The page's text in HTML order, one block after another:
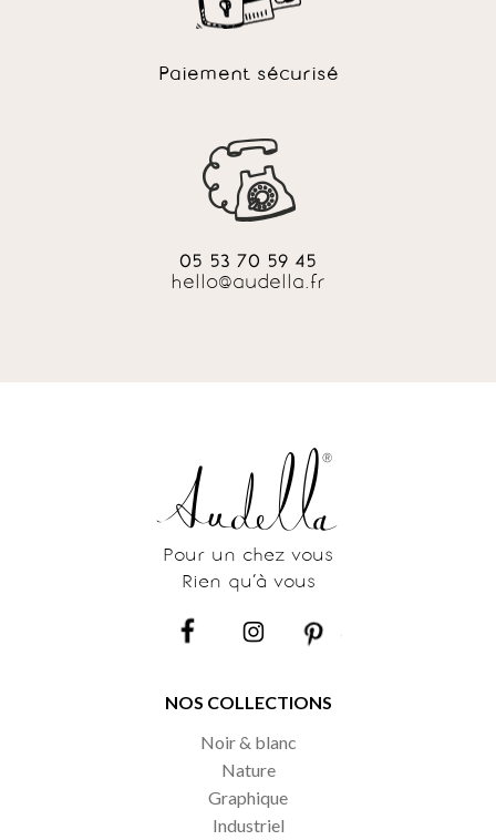
Paiement sécurisé
05 53 70 59 45
hello@audella.fr
Pour un chez vous
Rien qu’à vous
NOS COLLECTIONS
Noir & blanc
Nature
Graphique
Industriel